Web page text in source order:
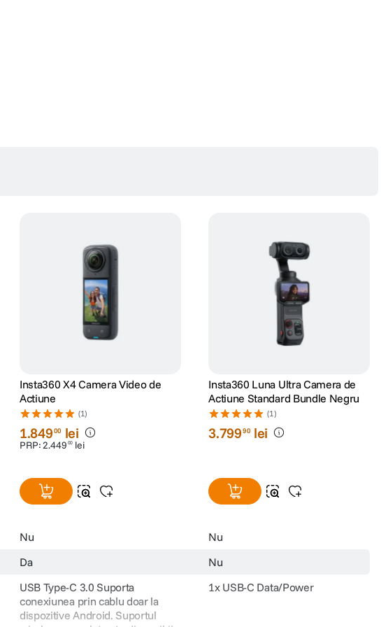
culorile in zonele luminoase si intunecate si capteaza detalii ridicate in lumina slaba.
48/30/25/24fps 4K: 3840×1920@50/48/30/25/24fps InstaFrame Mode: 6K:
4K: 3840×2160@30/25/24fps 2.7K:
Insta360 X4 Camera Video de
Actiune
(1)
1.84900 lei
PRP: 2.449 00 lei
Insta360 Luna Ultra Camera de
Actiune Standard Bundle Negru
(1)
3.79990 lei
Nu
Nu
Da Nu
USB Type-C 3.0 Suporta
conexiunea prin cablu doar la
dispozitive Android. Suportul
1x USB-C Data/Power